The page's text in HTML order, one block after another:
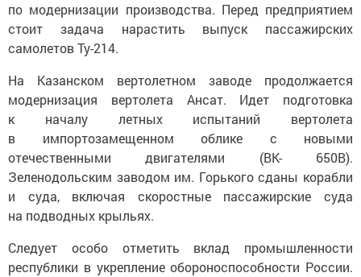
по модернизации производства. Перед предприятием
стоит задача нарастить выпуск пассажирских
самолетов Ту-214.
На Казанском вертолетном заводе продолжается
модернизация вертолета Ансат. Идет подготовка
к началу летных испытаний вертолета
в импортозамещенном облике с новыми
отечественными двигателями (ВК- 650В).
Зеленодольским заводом им. Горького сданы корабли
и суда, включая скоростные пассажирские суда
на подводных крыльях.
Следует особо отметить вклад промышленности
республики в укрепление обороноспособности России.